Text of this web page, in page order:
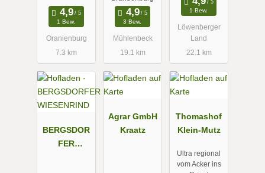
1 Bew.
Oranienburg
7.3 km
3 Bew.
Mühlenbeck
19.1 km
1 Bew.
Löwenberger
Land
22.1 km
BERGSDOR
FER
Agrar GmbH
Kraatz
Thomashof
Klein-Mutz
Ultra regional
vom Acker ins